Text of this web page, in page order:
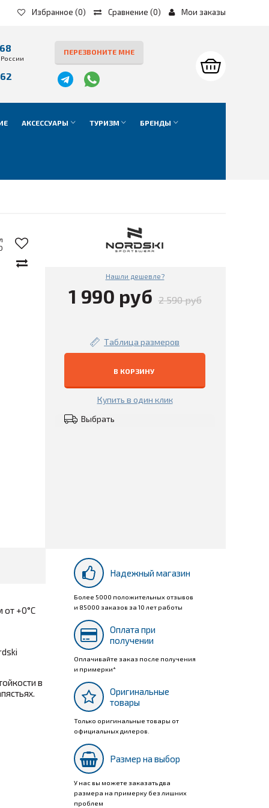
Избранное (0) Сравнение (0) Мои заказы
ПЕРЕЗВОНИТЕ МНЕ
АКСЕССУАРЫ ТУРИЗМ БРЕНДЫ
Нашли дешевле?
1 990 руб 2 590 руб
Таблица размеров
В КОРЗИНУ
Купить в один клик
Выбрать
от +0°С
в
Надежный магазин
Более 5000 положительных отзывов
и 85000 заказов за 10 лет работы
Оплата при
получении
Оплачивайте заказ после получения
и примерки*
Оригинальные
товары
Только оригинальные товары от
официальных дилеров.
Размер на выбор
У нас вы можете заказать два
размера на примерку без лишних
проблем